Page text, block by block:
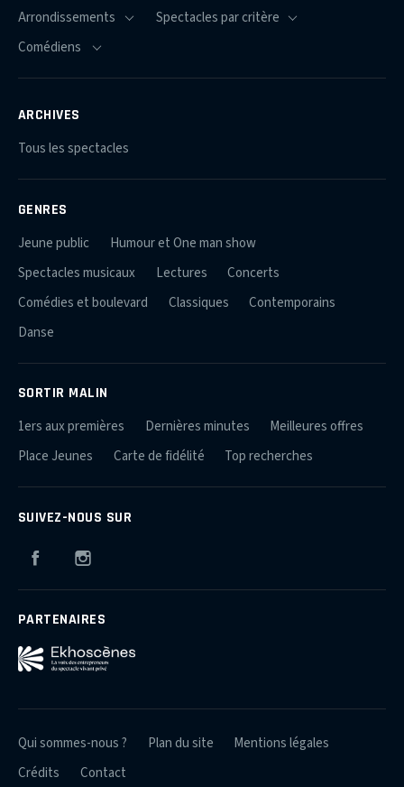
ARCHIVES
Tous les spectacles
GENRES
Jeune public
Humour et One man show
Spectacles musicaux
Lectures
Concerts
Comédies et boulevard
Classiques
Contemporains
Danse
SORTIR MALIN
1ers aux premières Dernières minutes
Meilleures offres
Place Jeunes
Carte de fidélité Top recherches
SUIVEZ-NOUS SUR
Facebook
PARTENAIRES
Qui sommes-nous ? Plan du site
Mentions légales
Crédits
Contact